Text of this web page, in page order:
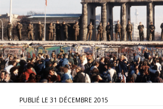
31 DÉCEMBRE 2015